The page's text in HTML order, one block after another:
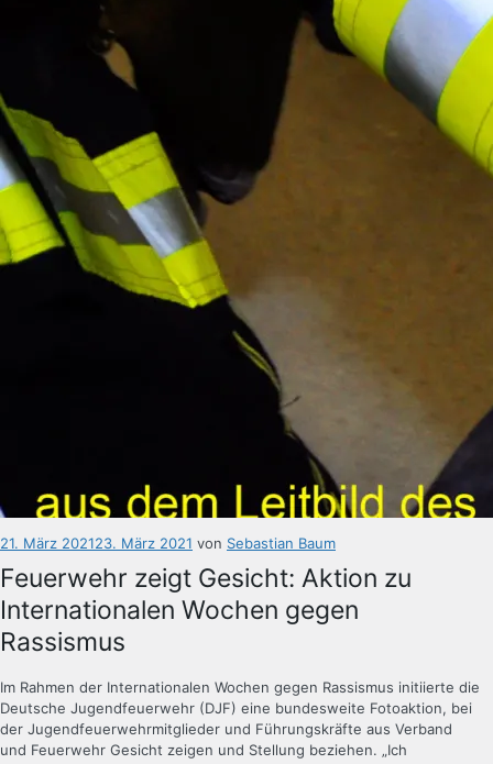
Veröffentlicht
21. März 202123. März 2021 von Sebastian Baum
Feuerwehr zeigt Gesicht: Aktion zu
Internationalen Wochen gegen
Rassismus
Im Rahmen der Internationalen Wochen gegen Rassismus initiierte die
Deutsche Jugendfeuerwehr (DJF) eine bundesweite Fotoaktion, bei
der Jugendfeuerwehrmitglieder und Führungskräfte aus Verband
und Feuerwehr Gesicht zeigen und Stellung beziehen. „Ich